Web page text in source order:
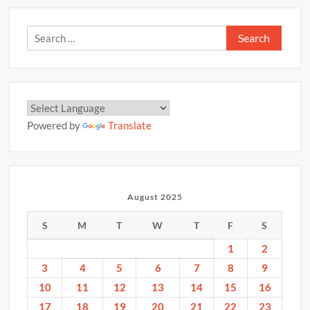
अगस्त
Search
for:
Powered by Translate
August 2025
S M T W T F S
1
2
3
4 5 6 7 8
9
10
11 12 13 14 15
16
17
18 19 20 21 22 23